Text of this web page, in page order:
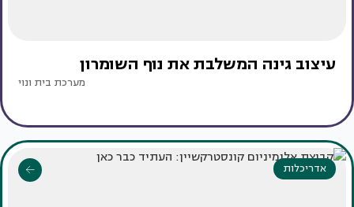
עיצוב גינה המשלבת את נוף השומרון
מערכת בית ונוי
אדריכלות